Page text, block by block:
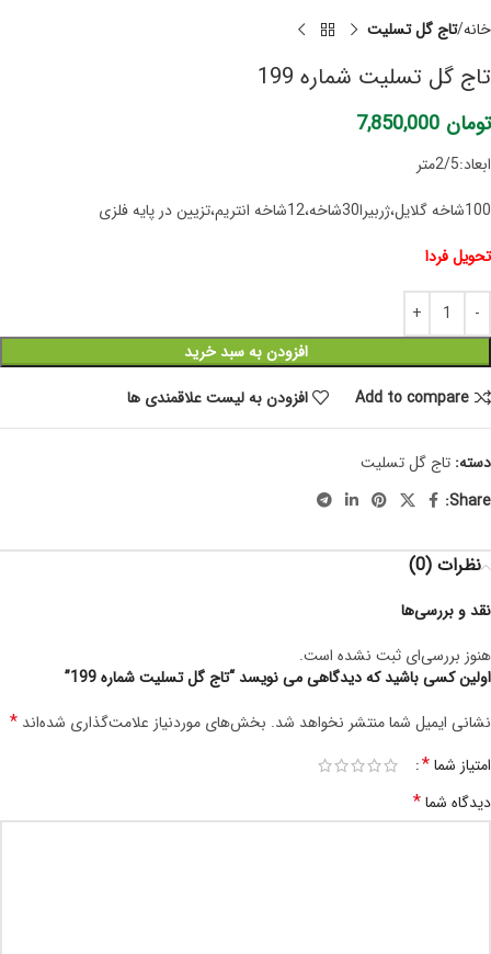
خانه تاج گل تسلیت
تاج گل تسلیت شماره 199
تومان
ابعاد:2/5متر
100شاخه گلایل،ژربیرا30شاخه،12شاخه انتریم،تزیین در پایه فلزی
تحویل فردا
افزودن به سبد خرید
Add to compare
افزودن به لیست علاقمندی ها
دسته: تاج گل تسلیت
Share:
نظرات (0)
نقد و بررسی‌ها
هنوز بررسی‌ای ثبت نشده است.
اولین کسی باشید که دیدگاهی می نویسد “تاج گل تسلیت شماره 199”
نشانی ایمیل شما منتشر نخواهد شد. بخش‌های موردنیاز علامت‌گذاری شده‌اند *
امتیاز شما*
دیدگاه شما*